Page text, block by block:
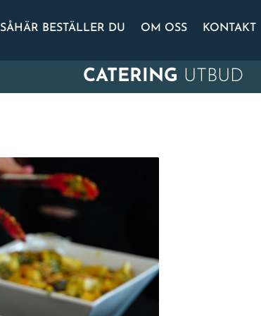
SÅHÄR BESTÄLLER DU OM OSS KONTAKT
CATERING UTBUD